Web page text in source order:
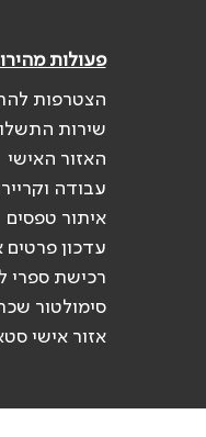
פעולות
הצטרפות
שירות
האזור האישי
עבודה
איתור טפסים
עדכון פרטים
רכישת ספרי
סימולטור
אזור אישי